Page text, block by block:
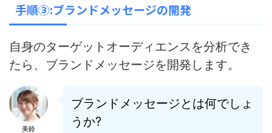
手順③:ブランドメッセージの開発
自身のターゲットオーディエンスを分析でき
たら、ブランドメッセージを開発します。
美鈴
ブランドメッセージとは何でしょ
うか?